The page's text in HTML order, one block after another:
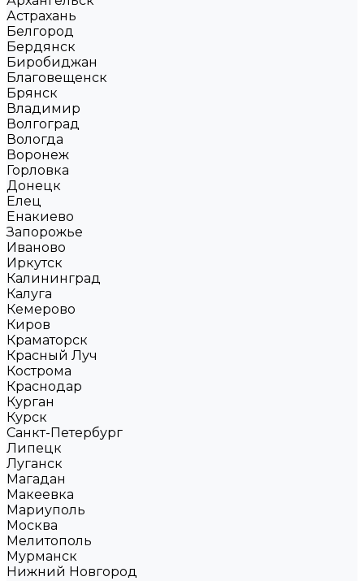
Астрахань
Белгород
Бердянск
Биробиджан
Благовещенск
Брянск
Владимир
Волгоград
Вологда
Воронеж
Горловка
Донецк
Елец
Енакиево
Запорожье
Иваново
Иркутск
Калининград
Калуга
Кемерово
Киров
Краматорск
Красный Луч
Кострома
Краснодар
Курган
Курск
Санкт-Петербург
Липецк
Луганск
Магадан
Макеевка
Мариуполь
Москва
Мелитополь
Мурманск
Нижний Новгород